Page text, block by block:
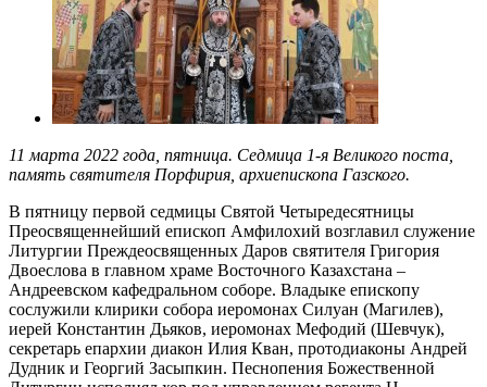
11 марта 2022 года, пятница. Седмица 1-я Великого поста,
память святителя Порфирия, архиепископа Газского.
В пятницу первой седмицы Святой Четыредесятницы
Преосвященнейший епископ Амфилохий возглавил служение
Литургии Преждеосвященных Даров святителя Григория
Двоеслова в главном храме Восточного Казахстана –
Андреевском кафедральном соборе. Владыке епископу
сослужили клирики собора иеромонах Силуан (Магилев),
иерей Константин Дьяков, иеромонах Мефодий (Шевчук),
секретарь епархии диакон Илия Кван, протодиаконы Андрей
Дудник и Георгий Засыпкин. Песнопения Божественной